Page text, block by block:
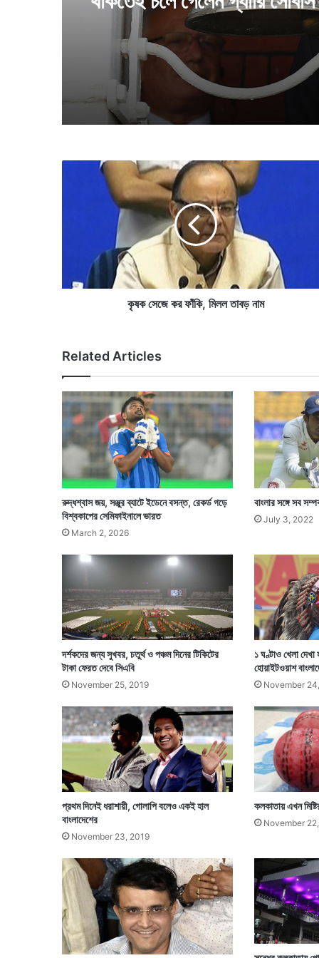
একটা অধ্যায়ের সমাপ্তি, ৯০ হতে
থাকতেই চলে গেলেন গ্যারি সোবার্স
কটা দল খেলবে, ইঙ্গিত দিলেন ফিফা
প্রেসিডেন্ট
কি
তা
ব
ড়
ম
কৃষক সেজে কর ফাঁকি, মিলল তাবড় নাম
Related Articles
রুদ্ধশ্বাস জয়, সঞ্জুর ব্যাটে ইডেনে বসন্ত, রেকর্ড গড়ে
বিশ্বকাপের সেমিফাইনালে ভারত
March 2, 2026
বাংলার সঙ্গে সব
July 3, 2022
দর্শকদের জন্য সুখবর, চতুর্থ ও পঞ্চম দিনের টিকিটের
টাকা ফেরত দেবে সিএবি
November 25, 2019
১ ঘণ্টাও খেলা
হোয়াইটওয়াশ
November
প্রথম দিনেই ধরাশায়ী, গোলাপি বলেও একই হাল
বাংলাদেশের
November 23, 2019
কলকাতায় এখন
November